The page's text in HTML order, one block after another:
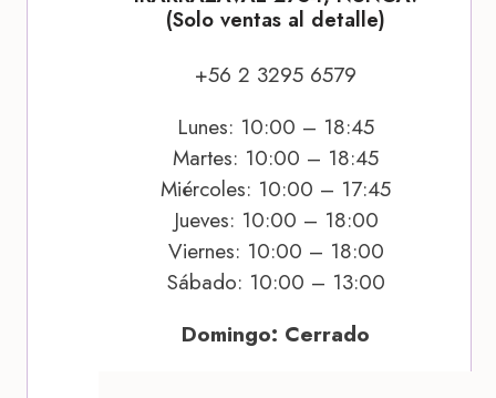
(Solo ventas al detalle)
+56 2 3295 6579
Lunes: 10:00 – 18:45
Martes: 10:00 – 18:45
Miércoles: 10:00 – 17:45
Jueves: 10:00 – 18:00
Viernes: 10:00 – 18:00
Sábado: 10:00 – 13:00
Domingo: Cerrado